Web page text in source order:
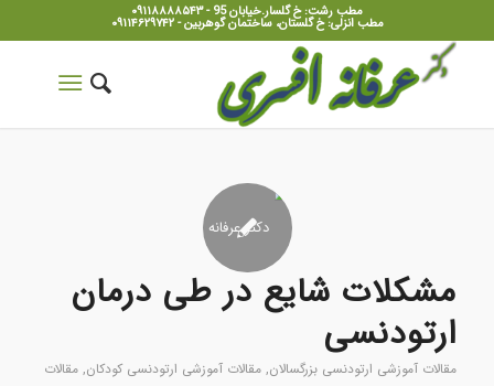
مطب رشت: خ گلسار.خیابان 95 - ۰۹۱۱۸۸۸۸۵۴۳
مطب انزلی: خ گلستان، ساختمان گوهربین - ۰۹۱۱۴۶۲۹۷۴۲
مشکلات شایع در طی درمان
ارتودنسی
مقالات آموزشی ارتودنسی بزرگسالان, مقالات آموزشی ارتودنسی کودکان, مقالات